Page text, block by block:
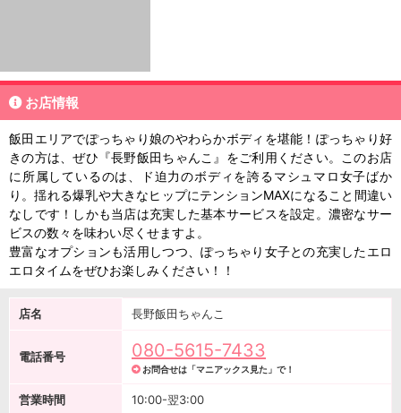
お店情報
飯田エリアでぽっちゃり娘のやわらかボディを堪能！ぽっちゃり好
きの方は、ぜひ『長野飯田ちゃんこ』をご利用ください。このお店
に所属しているのは、ド迫力のボディを誇るマシュマロ女子ばか
り。揺れる爆乳や大きなヒップにテンションMAXになること間違い
なしです！しかも当店は充実した基本サービスを設定。濃密なサー
ビスの数々を味わい尽くせますよ。
豊富なオプションも活用しつつ、ぽっちゃり女子との充実したエロ
エロタイムをぜひお楽しみください！！
店名 長野飯田ちゃんこ
電話番号 080-5615-7433
お問合せは「マニアックス見た」で！
営業時間 10:00-翌3:00